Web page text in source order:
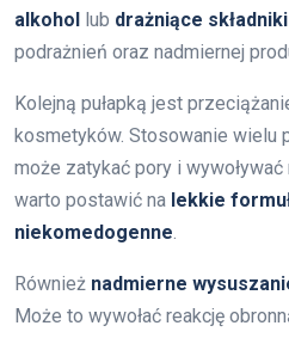
alkohol lub drażniące składniki
podrażnień oraz nadmiernej
Kolejną pułapką jest
kosmetyków. Stosowanie wielu
może zatykać pory i
warto postawić na lekkie
niekomedogenne.
Również nadmierne
Może to wywołać reakcję